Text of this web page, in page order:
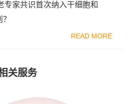
专家共识首次纳入干细胞和
READ MORE
关服务